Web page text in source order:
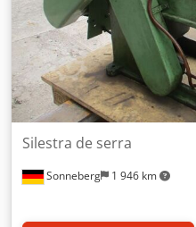
Sonneberg 1 946 km
Silestra de serra